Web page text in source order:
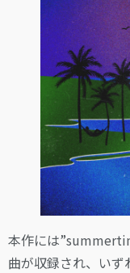
本作には
曲が収録され、い